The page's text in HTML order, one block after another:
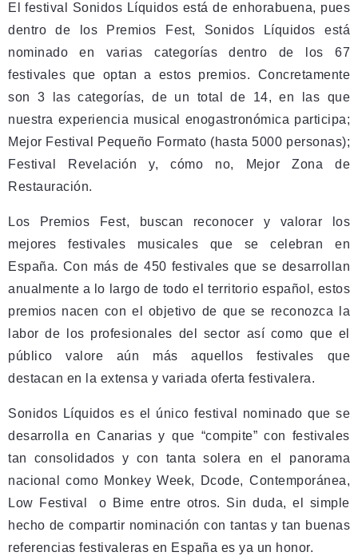
El festival Sonidos Líquidos está de enhorabuena, pues
dentro de los Premios Fest, Sonidos Líquidos está
nominado en varias categorías dentro de los 67
festivales que optan a estos premios. Concretamente
son 3 las categorías, de un total de 14, en las que
nuestra experiencia musical enogastronómica participa;
Mejor Festival Pequeño Formato (hasta 5000 personas);
Festival Revelación y, cómo no, Mejor Zona de
Restauración.
Los Premios Fest, buscan reconocer y valorar los
mejores festivales musicales que se celebran en
España. Con más de 450 festivales que se desarrollan
anualmente a lo largo de todo el territorio español, estos
premios nacen con el objetivo de que se reconozca la
labor de los profesionales del sector así como que el
público valore aún más aquellos festivales que
destacan en la extensa y variada oferta festivalera.
Sonidos Líquidos es el único festival nominado que se
desarrolla en Canarias y que “compite” con festivales
tan consolidados y con tanta solera en el panorama
nacional como Monkey Week, Dcode, Contemporánea,
Low Festival o Bime entre otros. Sin duda, el simple
hecho de compartir nominación con tantas y tan buenas
referencias festivaleras en España es ya un honor.